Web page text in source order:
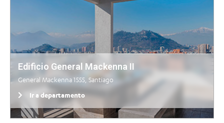
Edificio General Mackenna II
General Mackenna 1555, Santiago
Ir a departamento